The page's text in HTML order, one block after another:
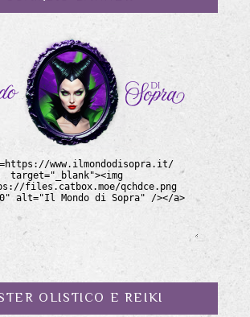
OLISTICO E REIKI